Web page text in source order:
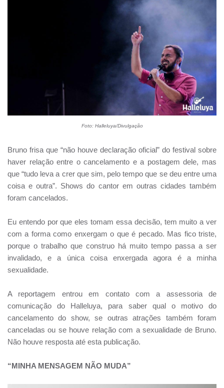
Foto: Halleluya/Divulgação
Bruno frisa que “não houve declaração oficial” do festival sobre
haver relação entre o cancelamento e a postagem dele, mas
que “tudo leva a crer que sim, pelo tempo que se deu entre uma
coisa e outra”. Shows do cantor em outras cidades também
foram cancelados.
Eu entendo por que eles tomam essa decisão, tem muito a ver
com a forma como enxergam o que é pecado. Mas fico triste,
porque o trabalho que construo há muito tempo passa a ser
invalidado, e a única coisa enxergada agora é a minha
sexualidade.
A reportagem entrou em contato com a assessoria de
comunicação do Halleluya, para saber qual o motivo do
cancelamento do show, se outras atrações também foram
canceladas ou se houve relação com a sexualidade de Bruno.
Não houve resposta até esta publicação.
“MINHA MENSAGEM NÃO MUDA”